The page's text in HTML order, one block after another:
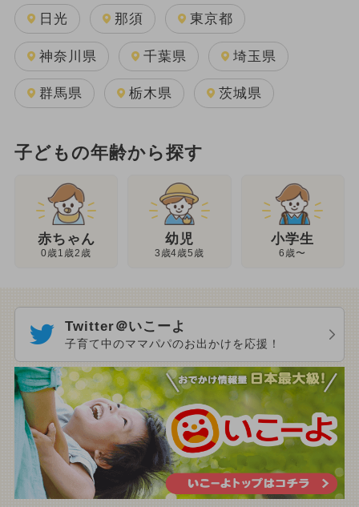
日光 那須 東京都
神奈川県 千葉県 埼玉県
群馬県 栃木県 茨城県
子どもの年齢から探す
赤ちゃん
0歳1歳2歳
幼児
3歳4歳5歳
小学生
6歳〜
Twitter＠いこーよ
子育て中のママパパのお出かけを応援！